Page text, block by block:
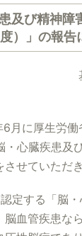
及び精神
）」の報告
月に厚生労
・心臓疾患及
せていただき
定する「脳
脳血管疾患な